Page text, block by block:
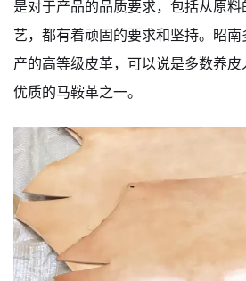
是对于产品的品质要求，包括从原
艺，都有着顽固的要求和坚持。昭
产的高等级皮革，可以说是多数养
优质的马鞍革之一。